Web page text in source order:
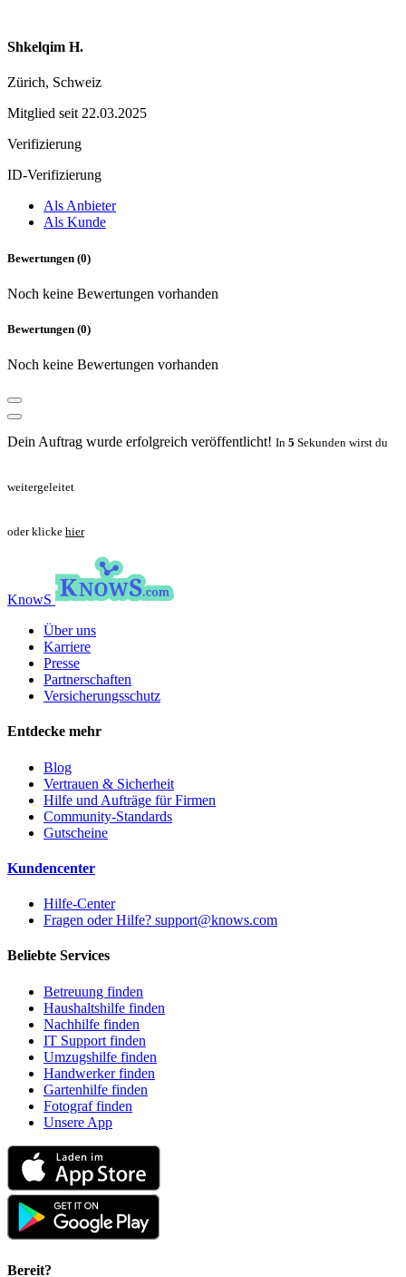
Shkelqim H.
Zürich, Schweiz
Mitglied seit 22.03.2025
Verifizierung
ID-Verifizierung
Als Anbieter
Als Kunde
Bewertungen (0)
Noch keine Bewertungen vorhanden
Bewertungen (0)
Noch keine Bewertungen vorhanden
Dein Auftrag wurde erfolgreich veröffentlicht! In 5 Sekunden wirst du
weitergeleitet
oder klicke hier
KnowS
Über uns
Karriere
Presse
Partnerschaften
Versicherungsschutz
Entdecke mehr
Blog
Vertrauen & Sicherheit
Hilfe und Aufträge für Firmen
Community-Standards
Gutscheine
Kundencenter
Hilfe-Center
Fragen oder Hilfe? support@knows.com
Beliebte Services
Betreuung finden
Haushaltshilfe finden
Nachhilfe finden
IT Support finden
Umzugshilfe finden
Handwerker finden
Gartenhilfe finden
Fotograf finden
Unsere App
Bereit?